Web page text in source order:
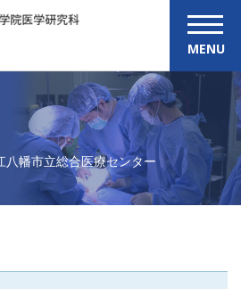
MENU
八幡市立総合医療センター